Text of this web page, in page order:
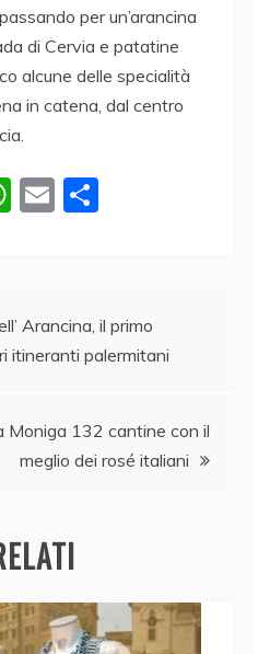
per un’arancina
di Cervia e patatine
alcune delle specialità
in catena, dal centro
W
A
p
E
vi
di
Arancina, il primo
itineranti palermitani
Moniga 132 cantine con il
meglio dei rosé italiani